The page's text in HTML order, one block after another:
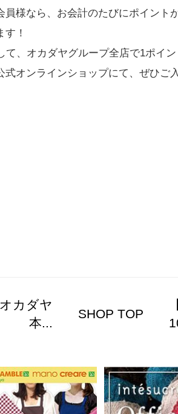
員様なら、お会計のたびにポイント
！
て、オカダヤグループ全店で1ポイ
式オンラインショップにて、ぜひご
カダヤ
本...
SHOP TOP